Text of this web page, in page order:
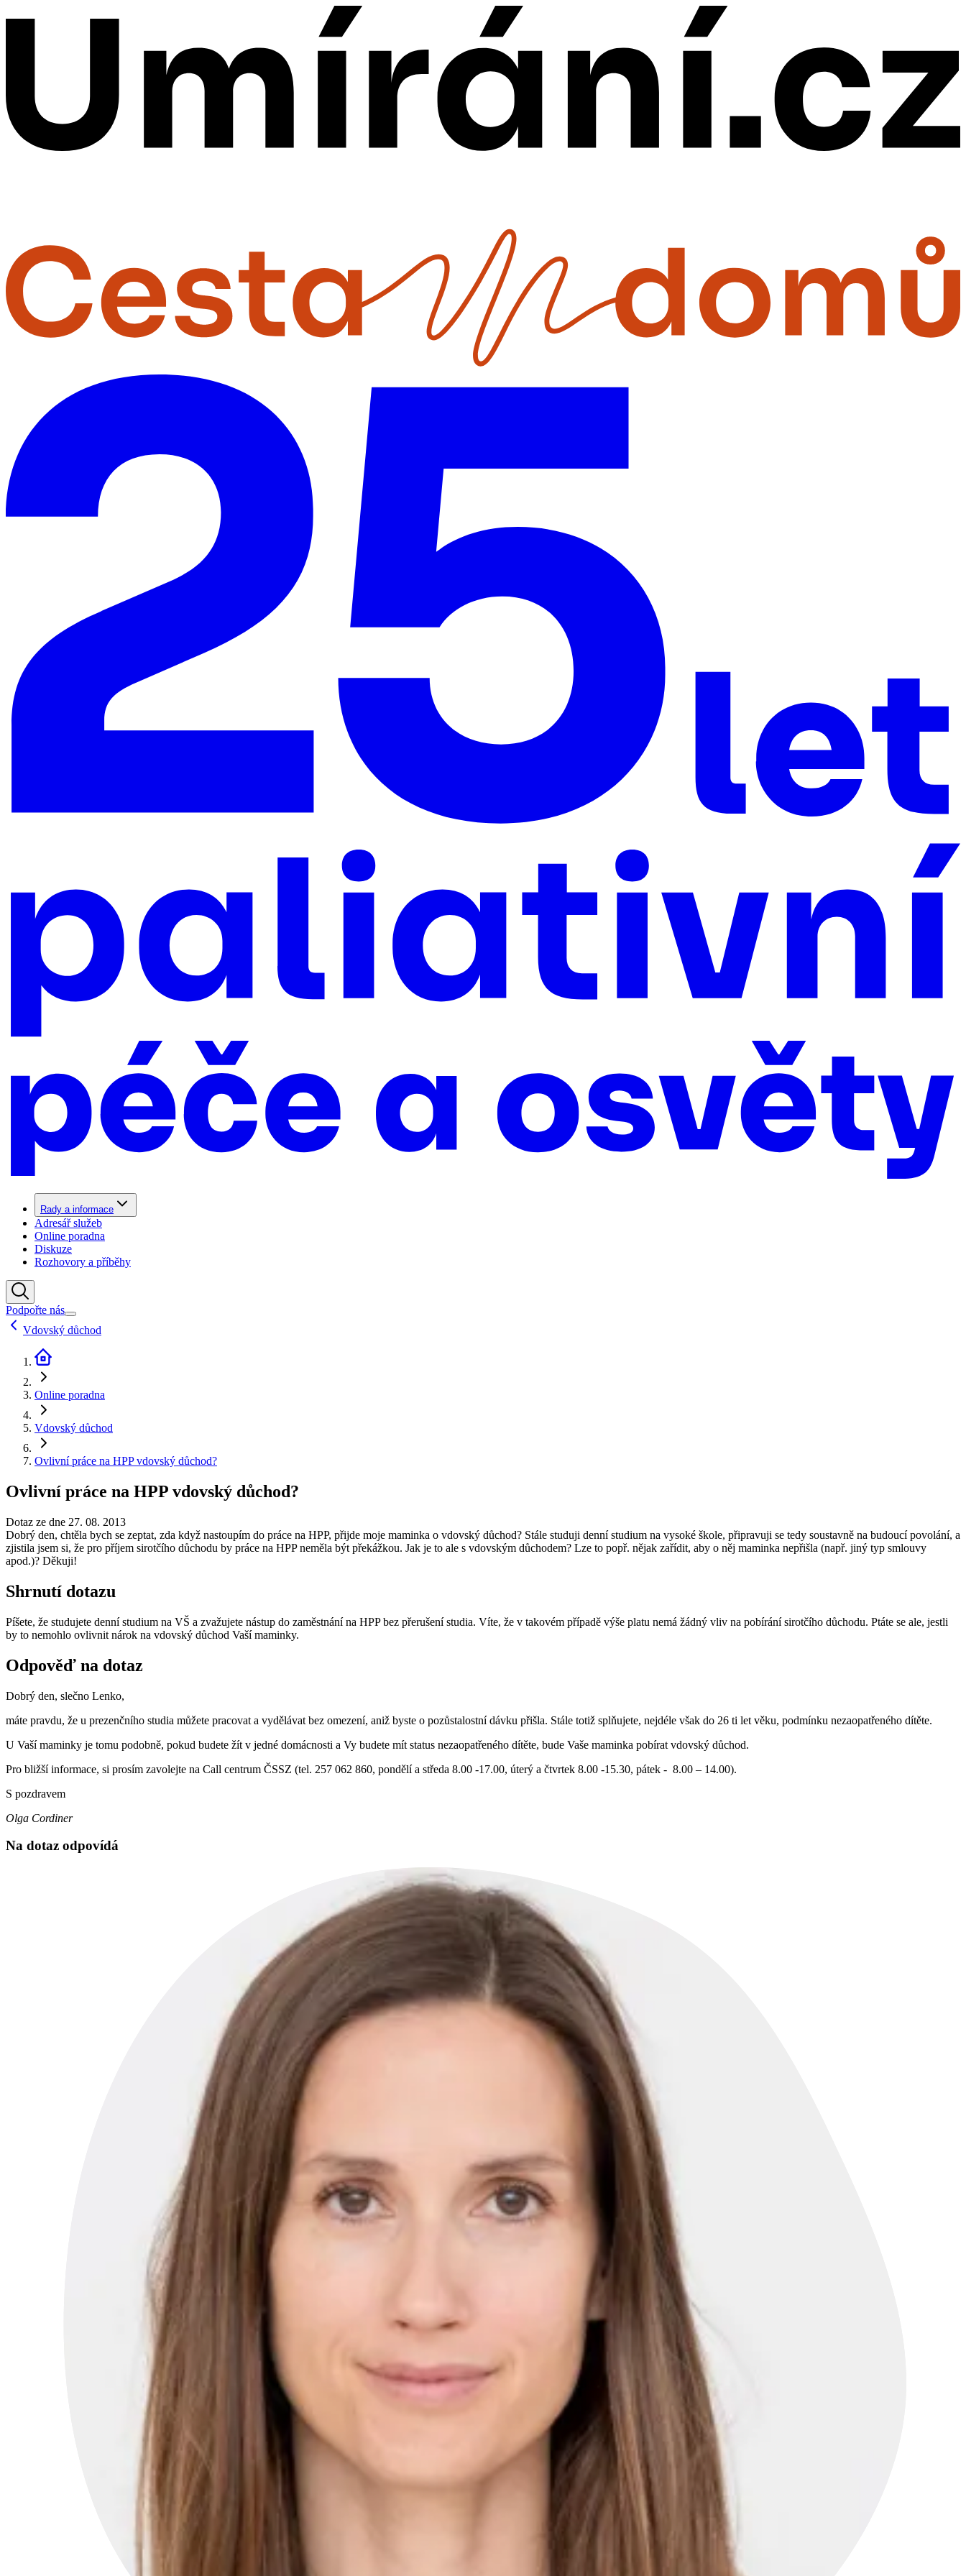
Rady a informace
Adresář služeb
Online poradna
Diskuze
Rozhovory a příběhy
Podpořte nás
Vdovský důchod
Online poradna
Vdovský důchod
Ovlivní práce na HPP vdovský důchod?
Ovlivní práce na HPP vdovský důchod?
Dotaz ze dne 27. 08. 2013
Dobrý den, chtěla bych se zeptat, zda když nastoupím do práce na HPP, přijde moje maminka o vdovský důchod? Stále studuji denní studium na vysoké škole, připravuji se tedy soustavně na budoucí povolání, a
zjistila jsem si, že pro příjem sirotčího důchodu by práce na HPP neměla být překážkou. Jak je to ale s vdovským důchodem? Lze to popř. nějak zařídit, aby o něj maminka nepřišla (např. jiný typ smlouvy
apod.)? Děkuji!
Shrnutí dotazu
Píšete, že studujete denní studium na VŠ a zvažujete nástup do zaměstnání na HPP bez přerušení studia. Víte, že v takovém případě výše platu nemá žádný vliv na pobírání sirotčího důchodu. Ptáte se ale, jestli
by to nemohlo ovlivnit nárok na vdovský důchod Vaší maminky.
Odpověď na dotaz
Dobrý den, slečno Lenko,
máte pravdu, že u prezenčního studia můžete pracovat a vydělávat bez omezení, aniž byste o pozůstalostní dávku přišla. Stále totiž splňujete, nejdéle však do 26 ti let věku, podmínku nezaopatřeného dítěte.
U Vaší maminky je tomu podobně, pokud budete žít v jedné domácnosti a Vy budete mít status nezaopatřeného dítěte, bude Vaše maminka pobírat vdovský důchod.
Pro bližší informace, si prosím zavolejte na Call centrum ČSSZ (tel. 257 062 860, pondělí a středa 8.00 -17.00, úterý a čtvrtek 8.00 -15.30, pátek - 8.00 – 14.00).
S pozdravem
Olga Cordiner
Na dotaz odpovídá